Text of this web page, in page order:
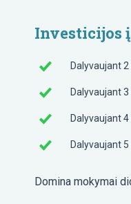
Investicijos
Dalyvaujant
Dalyvaujant
Dalyvaujant
Dalyvaujant
Domina mokymai